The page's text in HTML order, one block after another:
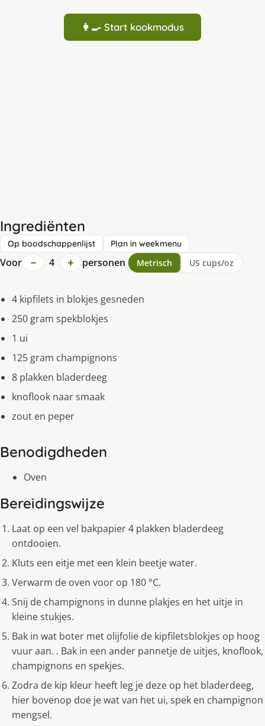
👩‍🍳 Start kookmodus
Ingrediënten
Op boodschappenlijst Plan in weekmenu
Voor − 4 + personen Metrisch US cups/oz
4 kipfilets in blokjes gesneden
250 gram spekblokjes
1 ui
125 gram champignons
8 plakken bladerdeeg
knoflook naar smaak
zout en peper
Benodigdheden
Oven
Bereidingswijze
Laat op een vel bakpapier 4 plakken bladerdeeg
ontdooien.
Kluts een eitje met een klein beetje water.
Verwarm de oven voor op 180 °C.
Snij de champignons in dunne plakjes en het uitje in
kleine stukjes.
Bak in wat boter met olijfolie de kipfiletsblokjes op hoog
vuur aan. . Bak in een ander pannetje de uitjes, knoflook,
champignons en spekjes.
Zodra de kip kleur heeft leg je deze op het bladerdeeg,
hier bovenop doe je wat van het ui, spek en champignon
mengsel.